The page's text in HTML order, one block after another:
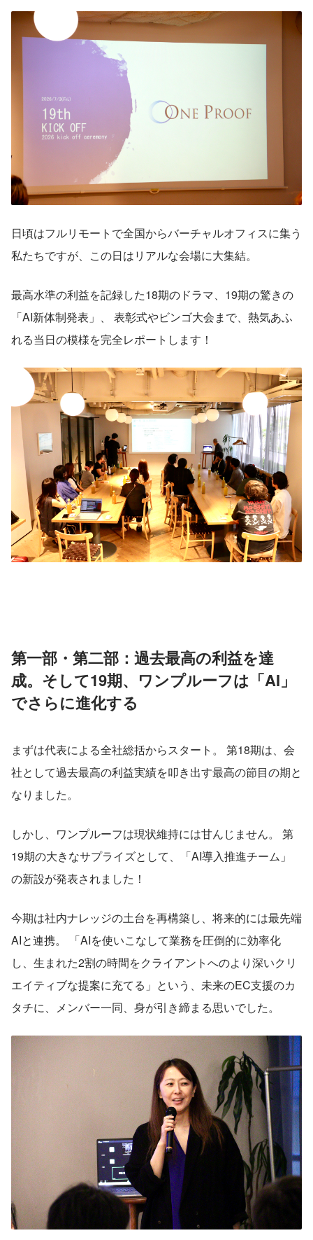
日頃はフルリモートで全国からバーチャルオフィスに集う
私たちですが、この日はリアルな会場に大集結。
最高水準の利益を記録した18期のドラマ、19期の驚きの
「AI新体制発表」、 表彰式やビンゴ大会まで、熱気あふ
れる当日の模様を完全レポートします！
第一部・第二部：過去最高の利益を達
成。そして19期、ワンプルーフは「AI」
でさらに進化する
まずは代表による全社総括からスタート。 第18期は、会
社として過去最高の利益実績を叩き出す最高の節目の期と
なりました。
しかし、ワンプルーフは現状維持には甘んじません。 第
19期の大きなサプライズとして、「AI導入推進チーム」
の新設が発表されました！
今期は社内ナレッジの土台を再構築し、将来的には最先端
AIと連携。 「AIを使いこなして業務を圧倒的に効率化
し、生まれた2割の時間をクライアントへのより深いクリ
エイティブな提案に充てる」という、未来のEC支援のカ
タチに、メンバー一同、身が引き締まる思いでした。